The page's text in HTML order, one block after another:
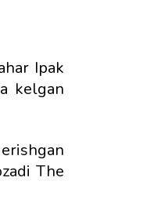
Ipak
kelgan
The